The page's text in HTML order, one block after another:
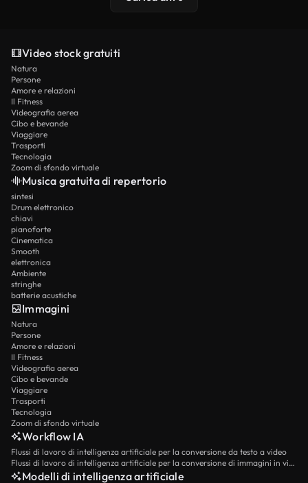
Video stock gratuiti
Natura
Persone
Amore e relazioni
Il Fitness
Videografia aerea
Cibo e bevande
Viaggiare
Trasporti
Tecnologia
Zoom di sfondo virtuale
Musica gratuita di repertorio
sintesi
Drum elettronico
chiavi
pianoforte
Cinematica
Smooth
elettronica
Ambiente
stringhe
batterie acustiche
Immagini
Natura
Persone
Amore e relazioni
Il Fitness
Videografia aerea
Cibo e bevande
Viaggiare
Trasporti
Tecnologia
Zoom di sfondo virtuale
Workflow IA
Flussi di lavoro di intelligenza artificiale per la conversione da testo a video
Flussi di lavoro di intelligenza artificiale per la conversione di immagini in video
Modelli di intelligenza artificiale